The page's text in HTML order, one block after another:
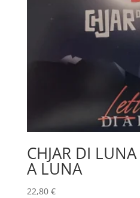
CHJAR DI
A LUNA
22,80 €